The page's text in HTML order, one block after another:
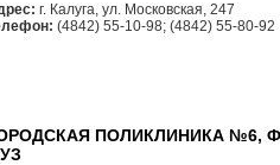
г. Калуга, ул. Московская, 247
(4842) 55-10-98; (4842) 55-80-92
ПОЛИКЛИНИКА №6,